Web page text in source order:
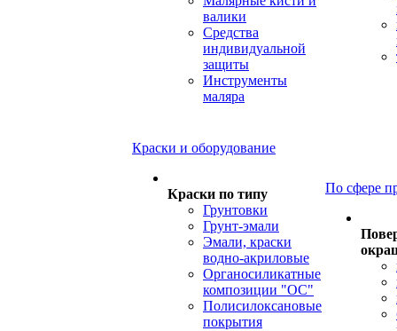
валики
Средства
индивидуальной
защиты
Инструменты
маляра
Краски и оборудование
Краски по типу
Грунтовки
Грунт-эмали
Эмали, краски
водно-акриловые
Органосиликатные
композиции "ОС"
Полисилоксановые
покрытия
По сфере